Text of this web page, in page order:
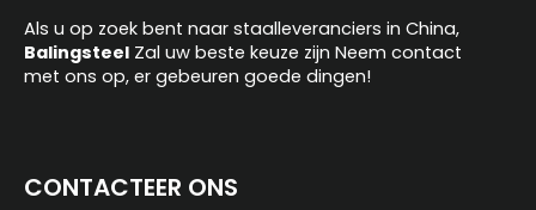
Als u op zoek bent naar staalleveranciers in China,
Balingsteel Zal uw beste keuze zijn Neem contact
met ons op, er gebeuren goede dingen!
CONTACTEER ONS